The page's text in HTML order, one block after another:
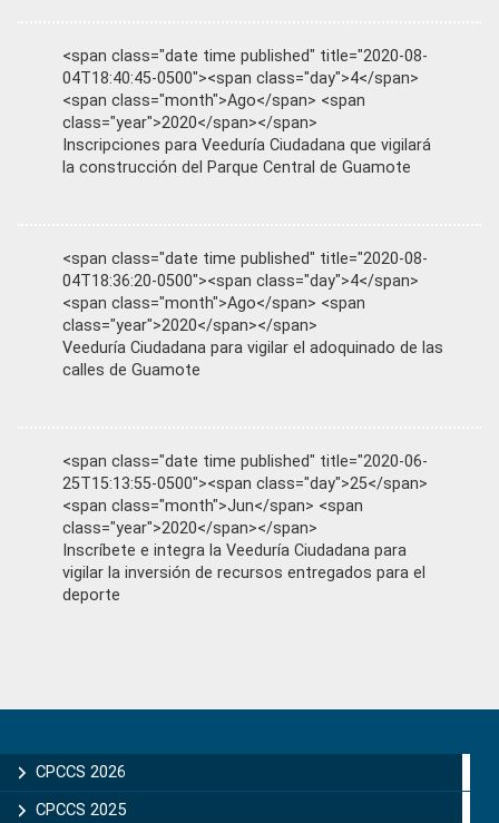
<span class="date time published" title="2020-08-
04T18:40:45-0500"><span class="day">4</span>
<span class="month">Ago</span> <span
class="year">2020</span></span>
Inscripciones para Veeduría Ciudadana que vigilará
la construcción del Parque Central de Guamote
<span class="date time published" title="2020-08-
04T18:36:20-0500"><span class="day">4</span>
<span class="month">Ago</span> <span
class="year">2020</span></span>
Veeduría Ciudadana para vigilar el adoquinado de las
calles de Guamote
<span class="date time published" title="2020-06-
25T15:13:55-0500"><span class="day">25</span>
<span class="month">Jun</span> <span
class="year">2020</span></span>
Inscríbete e integra la Veeduría Ciudadana para
vigilar la inversión de recursos entregados para el
deporte
Sidebar
CPCCS 2026
CPCCS 2025